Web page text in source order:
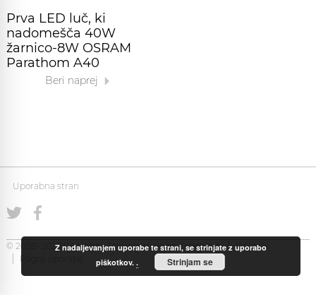
Prva LED luč, ki
nadomešča 40W
žarnico-8W OSRAM
Parathom A40
Beri naprej
Uporabna stran
© 2008-2026 Uporabna Stran gostuje naZabec.net
Piškotki
Pogoji uporabe
Z nadaljevanjem uporabe te strani, se strinjate z uporabo
piškotkov.. Strinjam se